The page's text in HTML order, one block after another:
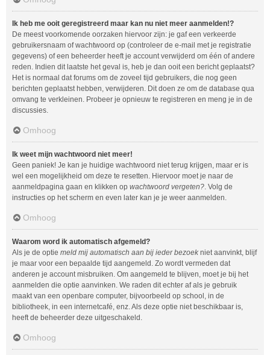
Ik heb me ooit geregistreerd maar kan nu niet meer aanmelden!?
De meest voorkomende oorzaken hiervoor zijn: je gaf een verkeerde
gebruikersnaam of wachtwoord op (controleer de e-mail met je registratie
gegevens) of een beheerder heeft je account verwijderd om één of andere
reden. Indien dit laatste het geval is, heb je dan ooit een bericht geplaatst?
Het is normaal dat forums om de zoveel tijd gebruikers, die nog geen
berichten geplaatst hebben, verwijderen. Dit doen ze om de database qua
omvang te verkleinen. Probeer je opnieuw te registreren en meng je in de
discussies.
Omhoog
Ik weet mijn wachtwoord niet meer!
Geen paniek! Je kan je huidige wachtwoord niet terug krijgen, maar er is
wel een mogelijkheid om deze te resetten. Hiervoor moet je naar de
aanmeldpagina gaan en klikken op wachtwoord vergeten?. Volg de
instructies op het scherm en even later kan je je weer aanmelden.
Omhoog
Waarom word ik automatisch afgemeld?
Als je de optie meld mij automatisch aan bij ieder bezoek niet aanvinkt, blijf
je maar voor een bepaalde tijd aangemeld. Zo wordt vermeden dat
anderen je account misbruiken. Om aangemeld te blijven, moet je bij het
aanmelden die optie aanvinken. We raden dit echter af als je gebruik
maakt van een openbare computer, bijvoorbeeld op school, in de
bibliotheek, in een internetcafé, enz. Als deze optie niet beschikbaar is,
heeft de beheerder deze uitgeschakeld.
Omhoog